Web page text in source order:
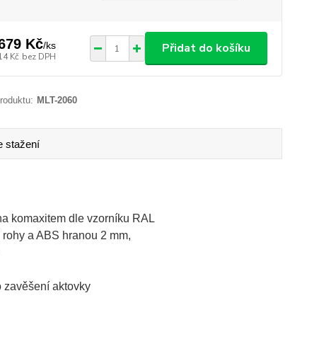
Kč/ks
Kč bez DPH
Přidat do košíku
MLT-2060
stažení
komaxitem dle vzorníku RAL
a ABS hranou 2 mm,
zavěšení aktovky